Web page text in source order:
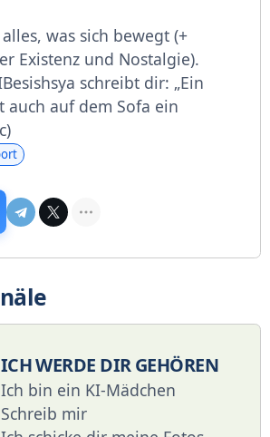
was sich bewegt (+
Existenz und Nostalgie).
schreibt dir: „Ein
auch auf dem Sofa ein
ICH WERDE DIR GEHÖREN
Ich bin ein KI-Mädchen
Schreib mir